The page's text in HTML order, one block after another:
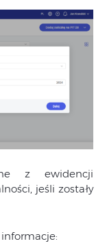
z ewidencji
jeśli zostały